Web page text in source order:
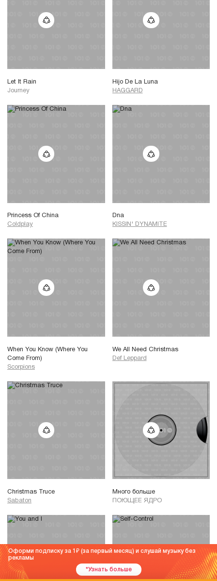
Let It Rain
Journey
Hijo De La Luna
HAGGARD
Princess Of China
Coldplay
Dna
KISSIN' DYNAMITE
When You Know (Where You
Come From)
Scorpions
We All Need Christmas
Def Leppard
Christmas Truce
Sabaton
Много больше
ПОЮЩЕЕ ЯДРО
Оформи подписку за 1
(за первый месяц) и слушай музыку без
рекламы
*Узнать больше